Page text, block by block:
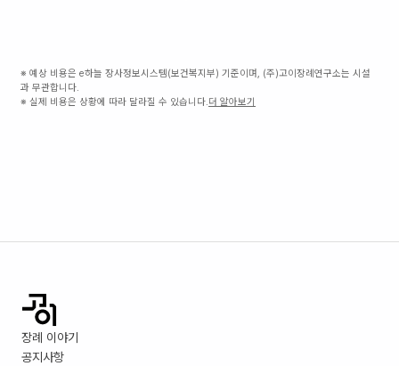
※ 예상 비용은 e하늘 장사정보시스템(보건복지부) 기준이며, (주)고이장례연구소는 시설
과 무관합니다.
※ 실제 비용은 상황에 따라 달라질 수 있습니다.더 알아보기
장례 이야기
공지사항